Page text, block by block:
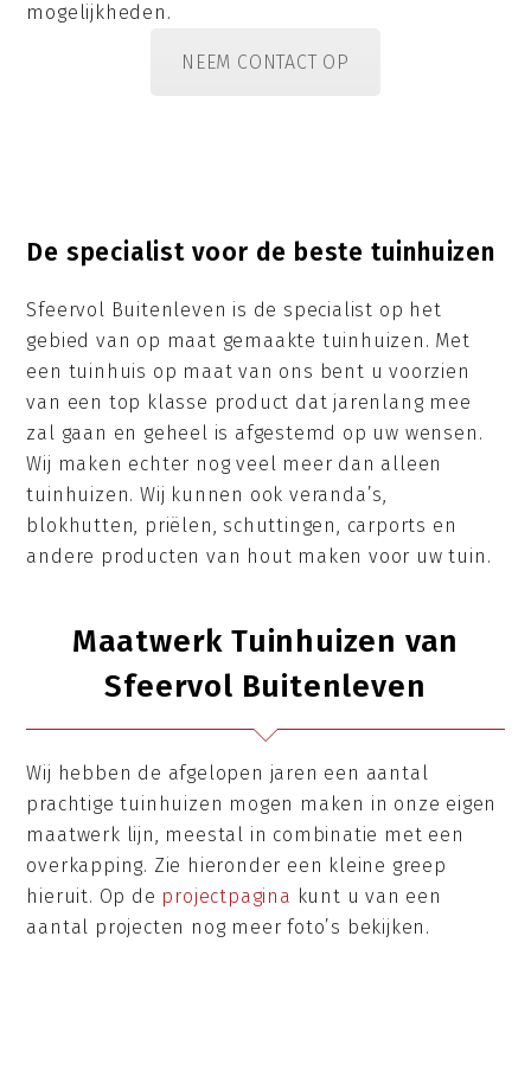
mogelijkheden.
NEEM CONTACT OP
De specialist voor de beste tuinhuizen
Sfeervol Buitenleven is de specialist op het
gebied van op maat gemaakte tuinhuizen. Met
een tuinhuis op maat van ons bent u voorzien
van een top klasse product dat jarenlang mee
zal gaan en geheel is afgestemd op uw wensen.
Wij maken echter nog veel meer dan alleen
tuinhuizen. Wij kunnen ook veranda’s,
blokhutten, priëlen, schuttingen, carports en
andere producten van hout maken voor uw tuin.
Maatwerk Tuinhuizen van
Sfeervol Buitenleven
Wij hebben de afgelopen jaren een aantal
prachtige tuinhuizen mogen maken in onze eigen
maatwerk lijn, meestal in combinatie met een
overkapping. Zie hieronder een kleine greep
hieruit. Op de projectpagina kunt u van een
aantal projecten nog meer foto’s bekijken.